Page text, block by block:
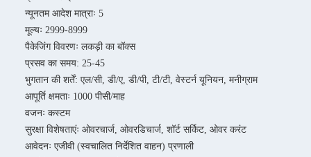
न्यूनतम आदेश मात्राः 5
मूल्यः 2999-8999
पैकेजिंग विवरणः लकड़ी का बॉक्स
प्रसव का समय: 25-45
भुगतान की शर्तें: एल/सी, डी/ए, डी/पी, टी/टी, वेस्टर्न यूनियन, मनीग्राम
आपूर्ति क्षमताः 1000 पीसी/माह
वजनः कस्टम
सुरक्षा विशेषताएंः ओवरचार्ज, ओवरडिचार्ज, शॉर्ट सर्किट, ओवर करंट
आवेदनः एजीवी (स्वचालित निर्देशित वाहन) प्रणाली